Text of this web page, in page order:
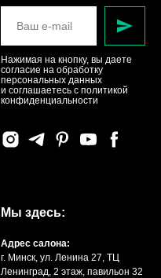
Нажимая на кнопку, вы даете
согласие на обработку
персональных данных
и соглашаетесь c политикой
конфиденциальности
Мы здесь:
Адрес салона:
г. Минск, ул. Ленина 27, ТЦ
Ленинград, 2 этаж, павильон 32